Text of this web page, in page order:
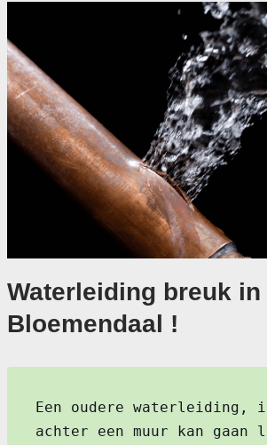
Waterleiding breuk in
Bloemendaal !
Een oudere waterleiding,
achter een muur kan gaan